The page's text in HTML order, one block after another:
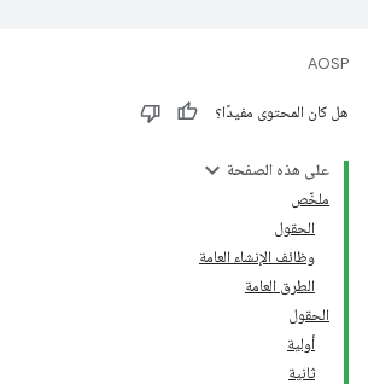
AOSP
هل كان المحتوى مفيدًا؟
على هذه الصفحة
ملخّص
الحقول
وظائف الإنشاء العامة
الطرق العامة
الحقول
أولية
ثانية